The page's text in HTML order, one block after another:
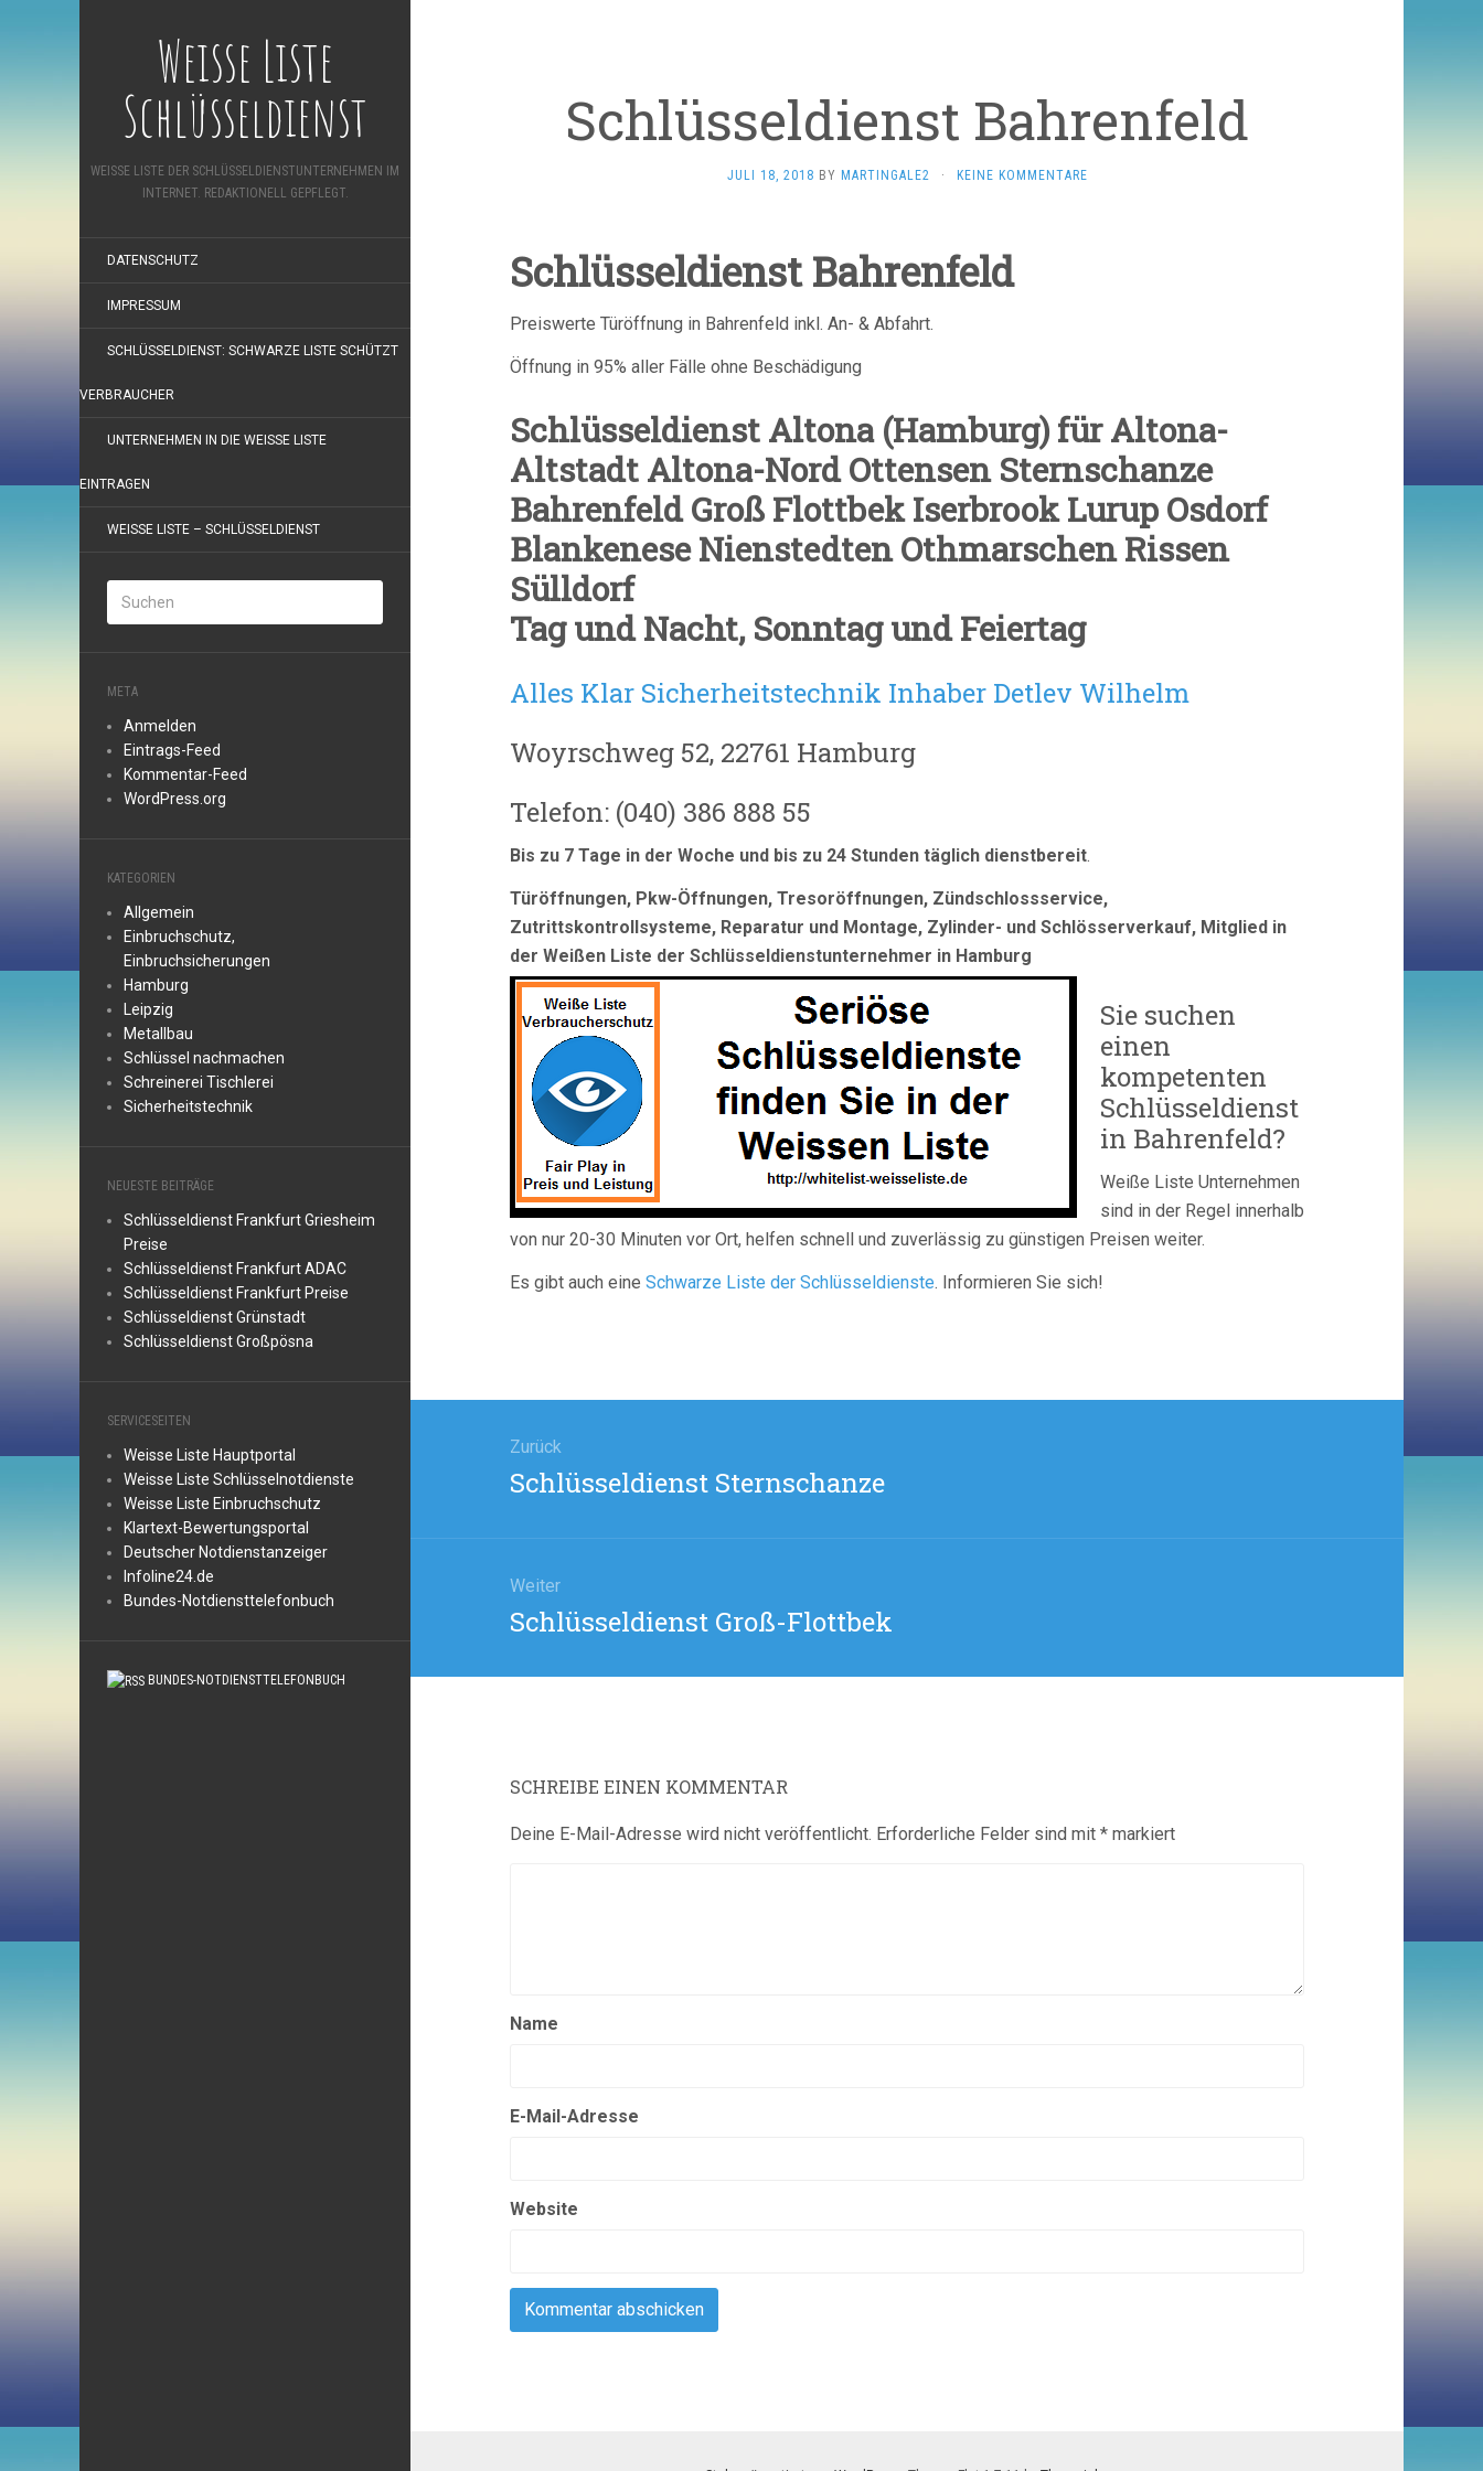
Weisse Liste
Schlüsseldienst
WEISSE LISTE DER SCHLÜSSELDIENSTUNTERNEHMEN IM
INTERNET. REDAKTIONELL GEPFLEGT.
DATENSCHUTZ
IMPRESSUM
SCHLÜSSELDIENST: SCHWARZE LISTE SCHÜTZT
VERBRAUCHER
UNTERNEHMEN IN DIE WEISSE LISTE
EINTRAGEN
WEISSE LISTE – SCHLÜSSELDIENST
META
Anmelden
Eintrags-Feed
Kommentar-Feed
WordPress.org
KATEGORIEN
Allgemein
Einbruchschutz,
Einbruchsicherungen
Hamburg
Leipzig
Metallbau
Schlüssel nachmachen
Schreinerei Tischlerei
Sicherheitstechnik
NEUESTE BEITRÄGE
Schlüsseldienst Frankfurt Griesheim
Preise
Schlüsseldienst Frankfurt ADAC
Schlüsseldienst Frankfurt Preise
Schlüsseldienst Grünstadt
Schlüsseldienst Großpösna
SERVICESEITEN
Weisse Liste Hauptportal
Weisse Liste Schlüsselnotdienste
Weisse Liste Einbruchschutz
Klartext-Bewertungsportal
Deutscher Notdienstanzeiger
Infoline24.de
Bundes-Notdiensttelefonbuch
BUNDES-NOTDIENSTTELEFONBUCH
Schlüsseldienst Bahrenfeld
JULI 18, 2018 BY MARTINGALE2 · KEINE KOMMENTARE
Schlüsseldienst Bahrenfeld
Preiswerte Türöffnung in Bahrenfeld inkl. An- & Abfahrt.
Öffnung in 95% aller Fälle ohne Beschädigung
Schlüsseldienst Altona (Hamburg) für Altona-
Altstadt Altona-Nord Ottensen Sternschanze
Bahrenfeld Groß Flottbek Iserbrook Lurup Osdorf
Blankenese Nienstedten Othmarschen Rissen
Sülldorf
Tag und Nacht, Sonntag und Feiertag
Alles Klar Sicherheitstechnik Inhaber Detlev Wilhelm
Woyrschweg 52, 22761 Hamburg
Telefon: (040) 386 888 55
Bis zu 7 Tage in der Woche und bis zu 24 Stunden täglich dienstbereit.
Türöffnungen, Pkw-Öffnungen, Tresoröffnungen, Zündschlossservice,
Zutrittskontrollsysteme, Reparatur und Montage, Zylinder- und Schlösserverkauf, Mitglied in
der Weißen Liste der Schlüsseldienstunternehmer in Hamburg
Sie suchen
einen
kompetenten
Schlüsseldienst
in Bahrenfeld?
Weiße Liste Unternehmen
sind in der Regel innerhalb
von nur 20-30 Minuten vor Ort, helfen schnell und zuverlässig zu günstigen Preisen weiter.
Es gibt auch eine Schwarze Liste der Schlüsseldienste. Informieren Sie sich!
Zurück
Vorheriger
Schlüsseldienst Sternschanze
Weiter
Nächster
Schlüsseldienst Groß-Flottbek
SCHREIBE EINEN KOMMENTAR
Deine E-Mail-Adresse wird nicht veröffentlicht. Erforderliche Felder sind mit * markiert
Name
E-Mail-Adresse
Website